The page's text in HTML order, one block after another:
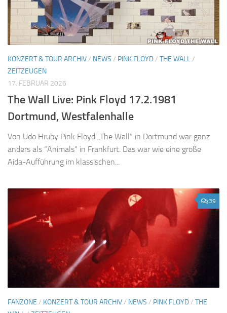
KONZERT & TOUR ARCHIV/ NEWS / PINK FLOYD/ THE WALL/
ZEITZEUGEN
17. FEBRUAR 2026
The Wall Live: Pink Floyd 17.2.1981
Dortmund, Westfalenhalle
Von Udo Hruby Pink Floyd „The Wall“ in Dortmund war ganz
anders als “Animals” in Frankfurt. Das war wie eine große
Aida-Aufführung im klassischen...
39
FANZONE / KONZERT & TOUR ARCHIV/ NEWS / PINK FLOYD/ THE